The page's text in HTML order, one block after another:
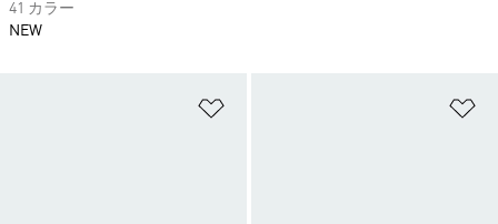
41 カラー
NEW